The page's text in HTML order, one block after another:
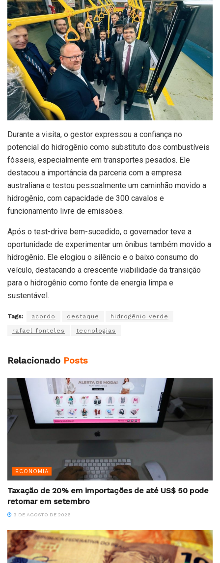
Durante a visita, o gestor expressou a confiança no
potencial do hidrogênio como substituto dos combustíveis
fósseis, especialmente em transportes pesados. Ele
destacou a importância da parceria com a empresa
australiana e testou pessoalmente um caminhão movido a
hidrogênio, com capacidade de 300 cavalos e
funcionamento livre de emissões.
Após o test-drive bem-sucedido, o governador teve a
oportunidade de experimentar um ônibus também movido a
hidrogênio. Ele elogiou o silêncio e o baixo consumo do
veículo, destacando a crescente viabilidade da transição
para o hidrogênio como fonte de energia limpa e
sustentável.
Tags: acordo destaque hidrogênio verde
rafael fonteles tecnologias
Relacionado Posts
ECONOMIA
Taxação de 20% em importações de até US$ 50 pode
retornar em setembro
9 DE AGOSTO DE 2026